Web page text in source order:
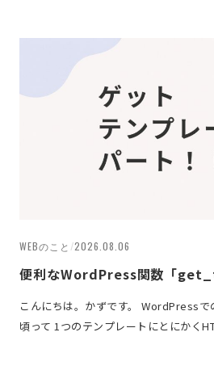
WEBのこと /2026.08.06
便利なWordPress関数「
こんにちは。かずです。 WordPress
頃って 1つのテンプレートにとにかく